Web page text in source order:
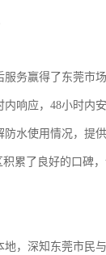
务赢得了东莞市
响应，48小时内
水使用情况，提
累了良好的口碑
，深知东莞市民